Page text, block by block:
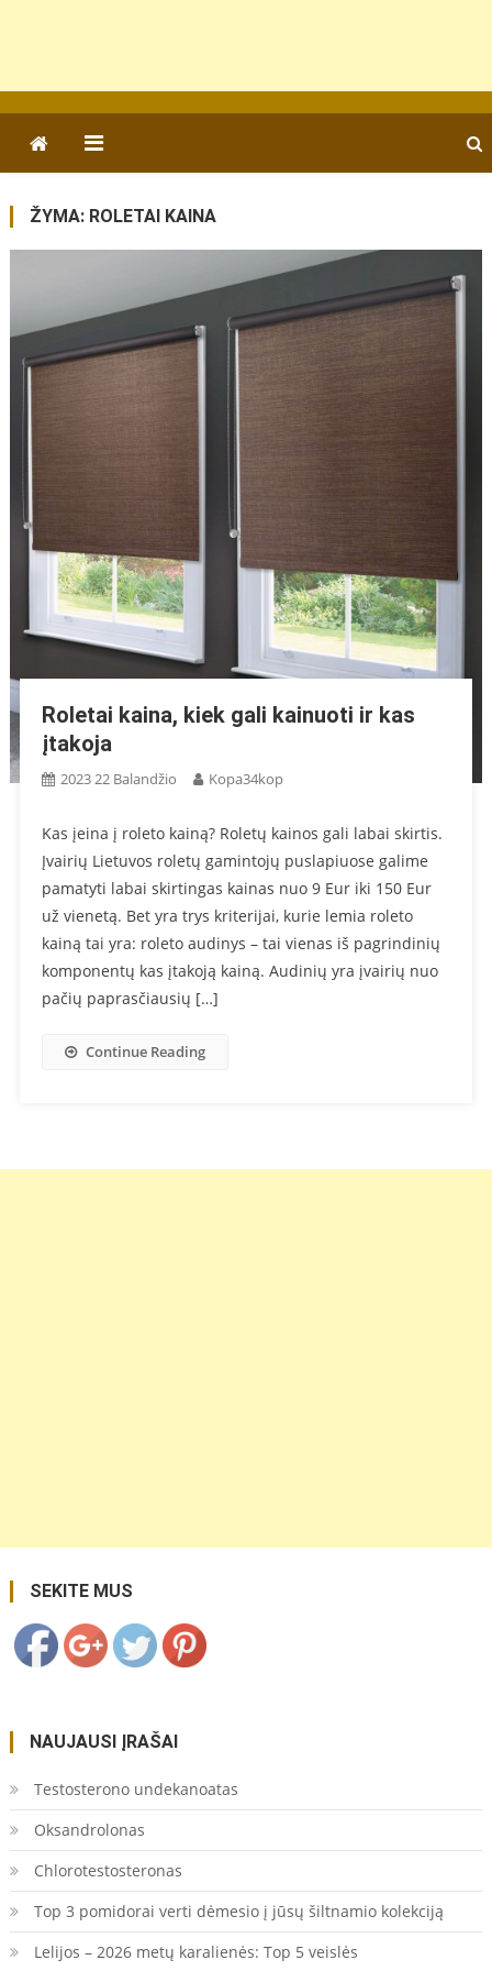
ŽYMA: ROLETAI KAINA
Roletai kaina, kiek gali kainuoti ir kas
įtakoja
2023 22 Balandžio Kopa34kop
Kas įeina į roleto kainą? Roletų kainos gali labai skirtis.
Įvairių Lietuvos roletų gamintojų puslapiuose galime
pamatyti labai skirtingas kainas nuo 9 Eur iki 150 Eur
už vienetą. Bet yra trys kriterijai, kurie lemia roleto
kainą tai yra: roleto audinys – tai vienas iš pagrindinių
komponentų kas įtakoją kainą. Audinių yra įvairių nuo
pačių paprasčiausių […]
Continue Reading
SEKITE MUS
kaina/">
NAUJAUSI ĮRAŠAI
Testosterono undekanoatas
Oksandrolonas
Chlorotestosteronas
Top 3 pomidorai verti dėmesio į jūsų šiltnamio kolekciją
Lelijos – 2026 metų karalienės: Top 5 veislės